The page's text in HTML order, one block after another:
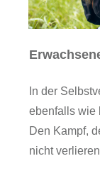
In der
ebenfalls wie
Den Kampf,
nicht